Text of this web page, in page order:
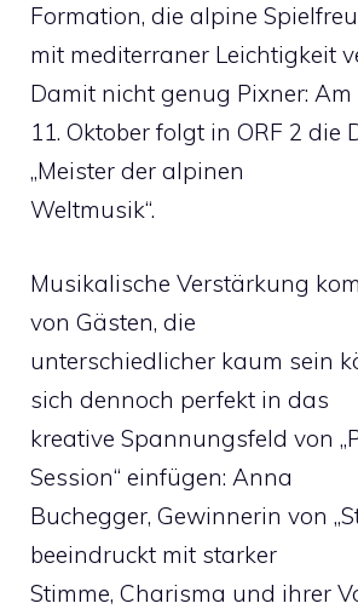
Formation, die alpine
mit mediterraner Leichtigkeit
Damit nicht genug Pixner: Am
11. Oktober folgt in ORF 2 die
„Meister der alpinen
Weltmusik“.
Musikalische Verstärkung
von Gästen, die
unterschiedlicher kaum sein
sich dennoch perfekt in das
kreative Spannungsfeld von
Session“ einfügen: Anna
Buchegger, Gewinnerin von
beeindruckt mit starker
Stimme, Charisma und ihrer